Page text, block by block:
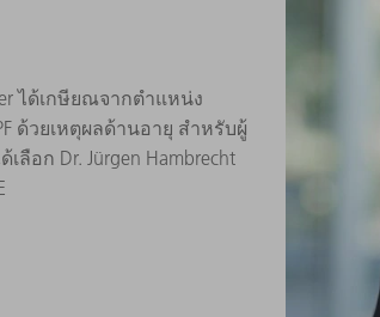
ได้เกษียณจากตำแหน่ง
ด้วยเหตุผลด้านอายุ สำหรับผู้
อก Dr. Jürgen Hambrecht